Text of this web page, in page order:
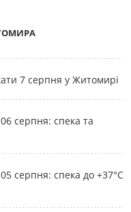
7 серпня у Житомирі
серпня: спека та
серпня: спека до +37°С